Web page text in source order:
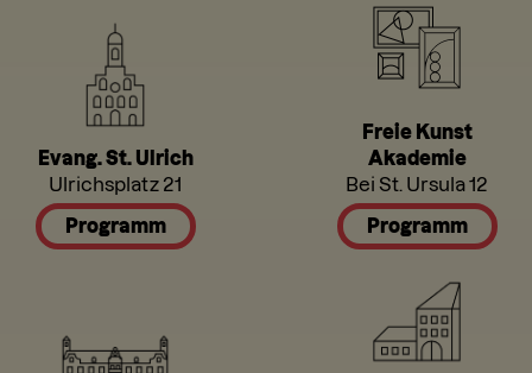
Evang. St. Ulrich
Ulrichsplatz 21
Programm
Freie Kunst
Akademie
Bei St. Ursula 12
Programm